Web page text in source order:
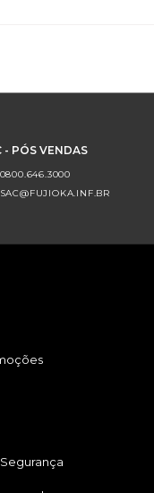
- PÓS VENDAS
0800.646.3000
SAC@FUJIOKA.INF.BR